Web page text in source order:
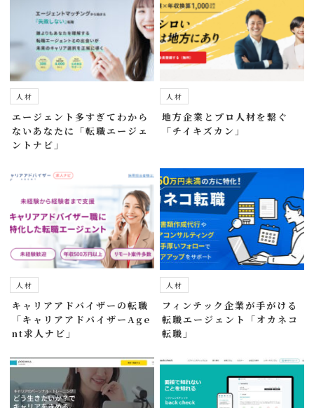
人材
エージェント多すぎてわから
ないあなたに「転職エージェ
ントナビ」
人材
地方企業とプロ人材を繋ぐ
「チイキズカン」
人材
キャリアアドバイザーの転職
「キャリアアドバイザーAge
nt求人ナビ」
人材
フィンテック企業が手がける
転職エージェント「オカネコ
転職」